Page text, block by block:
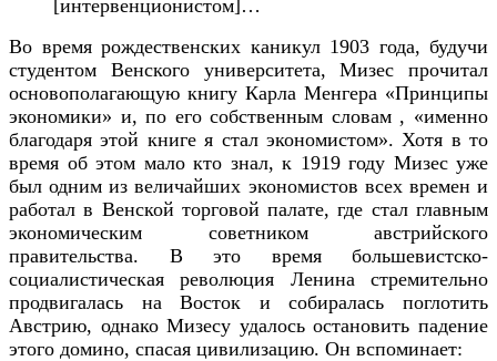
[интервенционистом]…
Во время рождественских каникул 1903 года, будучи
студентом Венского университета, Мизес прочитал
основополагающую книгу Карла Менгера «Принципы
экономики» и, по его собственным словам , «именно
благодаря этой книге я стал экономистом». Хотя в то
время об этом мало кто знал, к 1919 году Мизес уже
был одним из величайших экономистов всех времен и
работал в Венской торговой палате, где стал главным
экономическим советником австрийского
правительства. В это время большевистско-
социалистическая революция Ленина стремительно
продвигалась на Восток и собиралась поглотить
Австрию, однако Мизесу удалось остановить падение
этого домино, спасая цивилизацию. Он вспоминает: